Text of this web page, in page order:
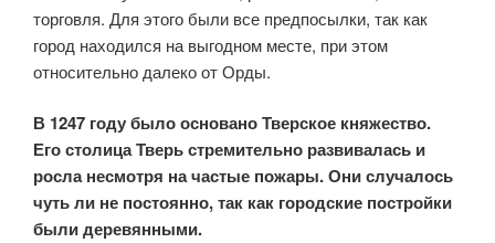
торговля. Для этого были все предпосылки, так как
город находился на выгодном месте, при этом
относительно далеко от Орды.
В 1247 году было основано Тверское княжество.
Его столица Тверь стремительно развивалась и
росла несмотря на частые пожары. Они случалось
чуть ли не постоянно, так как городские постройки
были деревянными.